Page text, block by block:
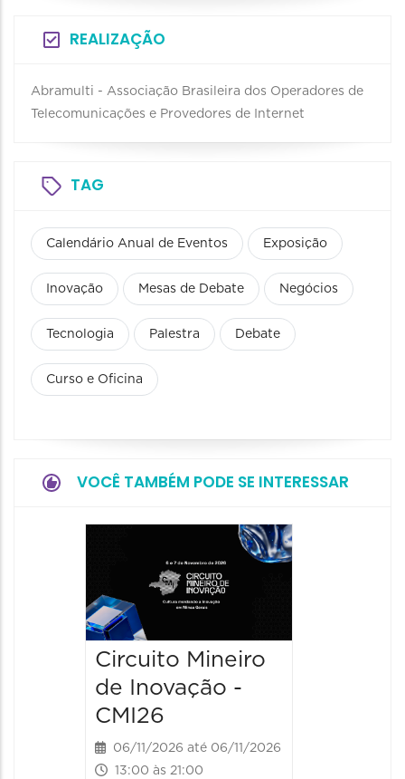
REALIZAÇÃO
Abramulti - Associação Brasileira dos Operadores de
Telecomunicações e Provedores de Internet
TAG
Calendário Anual de Eventos Exposição
Inovação Mesas de Debate Negócios
Tecnologia Palestra Debate
Curso e Oficina
VOCÊ TAMBÉM PODE SE INTERESSAR
Circuito Mineiro
de Inovação -
CMI26
06/11/2026 até 06/11/2026
13:00 às 21:00